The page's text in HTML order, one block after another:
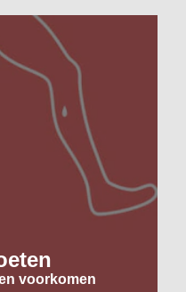
voorkomen